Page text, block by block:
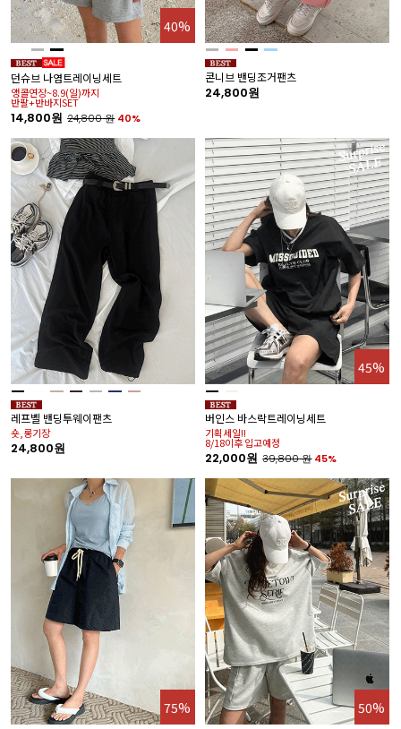
40%
던슈브 나염트레이닝세트
앵콜연장~8.9(일)까지
반팔+반바지SET
14,800원 24,800원 40%
콘니브 밴딩조거팬츠
24,800원
레프벨 밴딩투웨이팬츠
숏,롱기장
24,800원
45%
버인스 바스락트레이닝세트
기획세일!!
8/18이후 입고예정
22,000원 39,800원 45%
75% 50%